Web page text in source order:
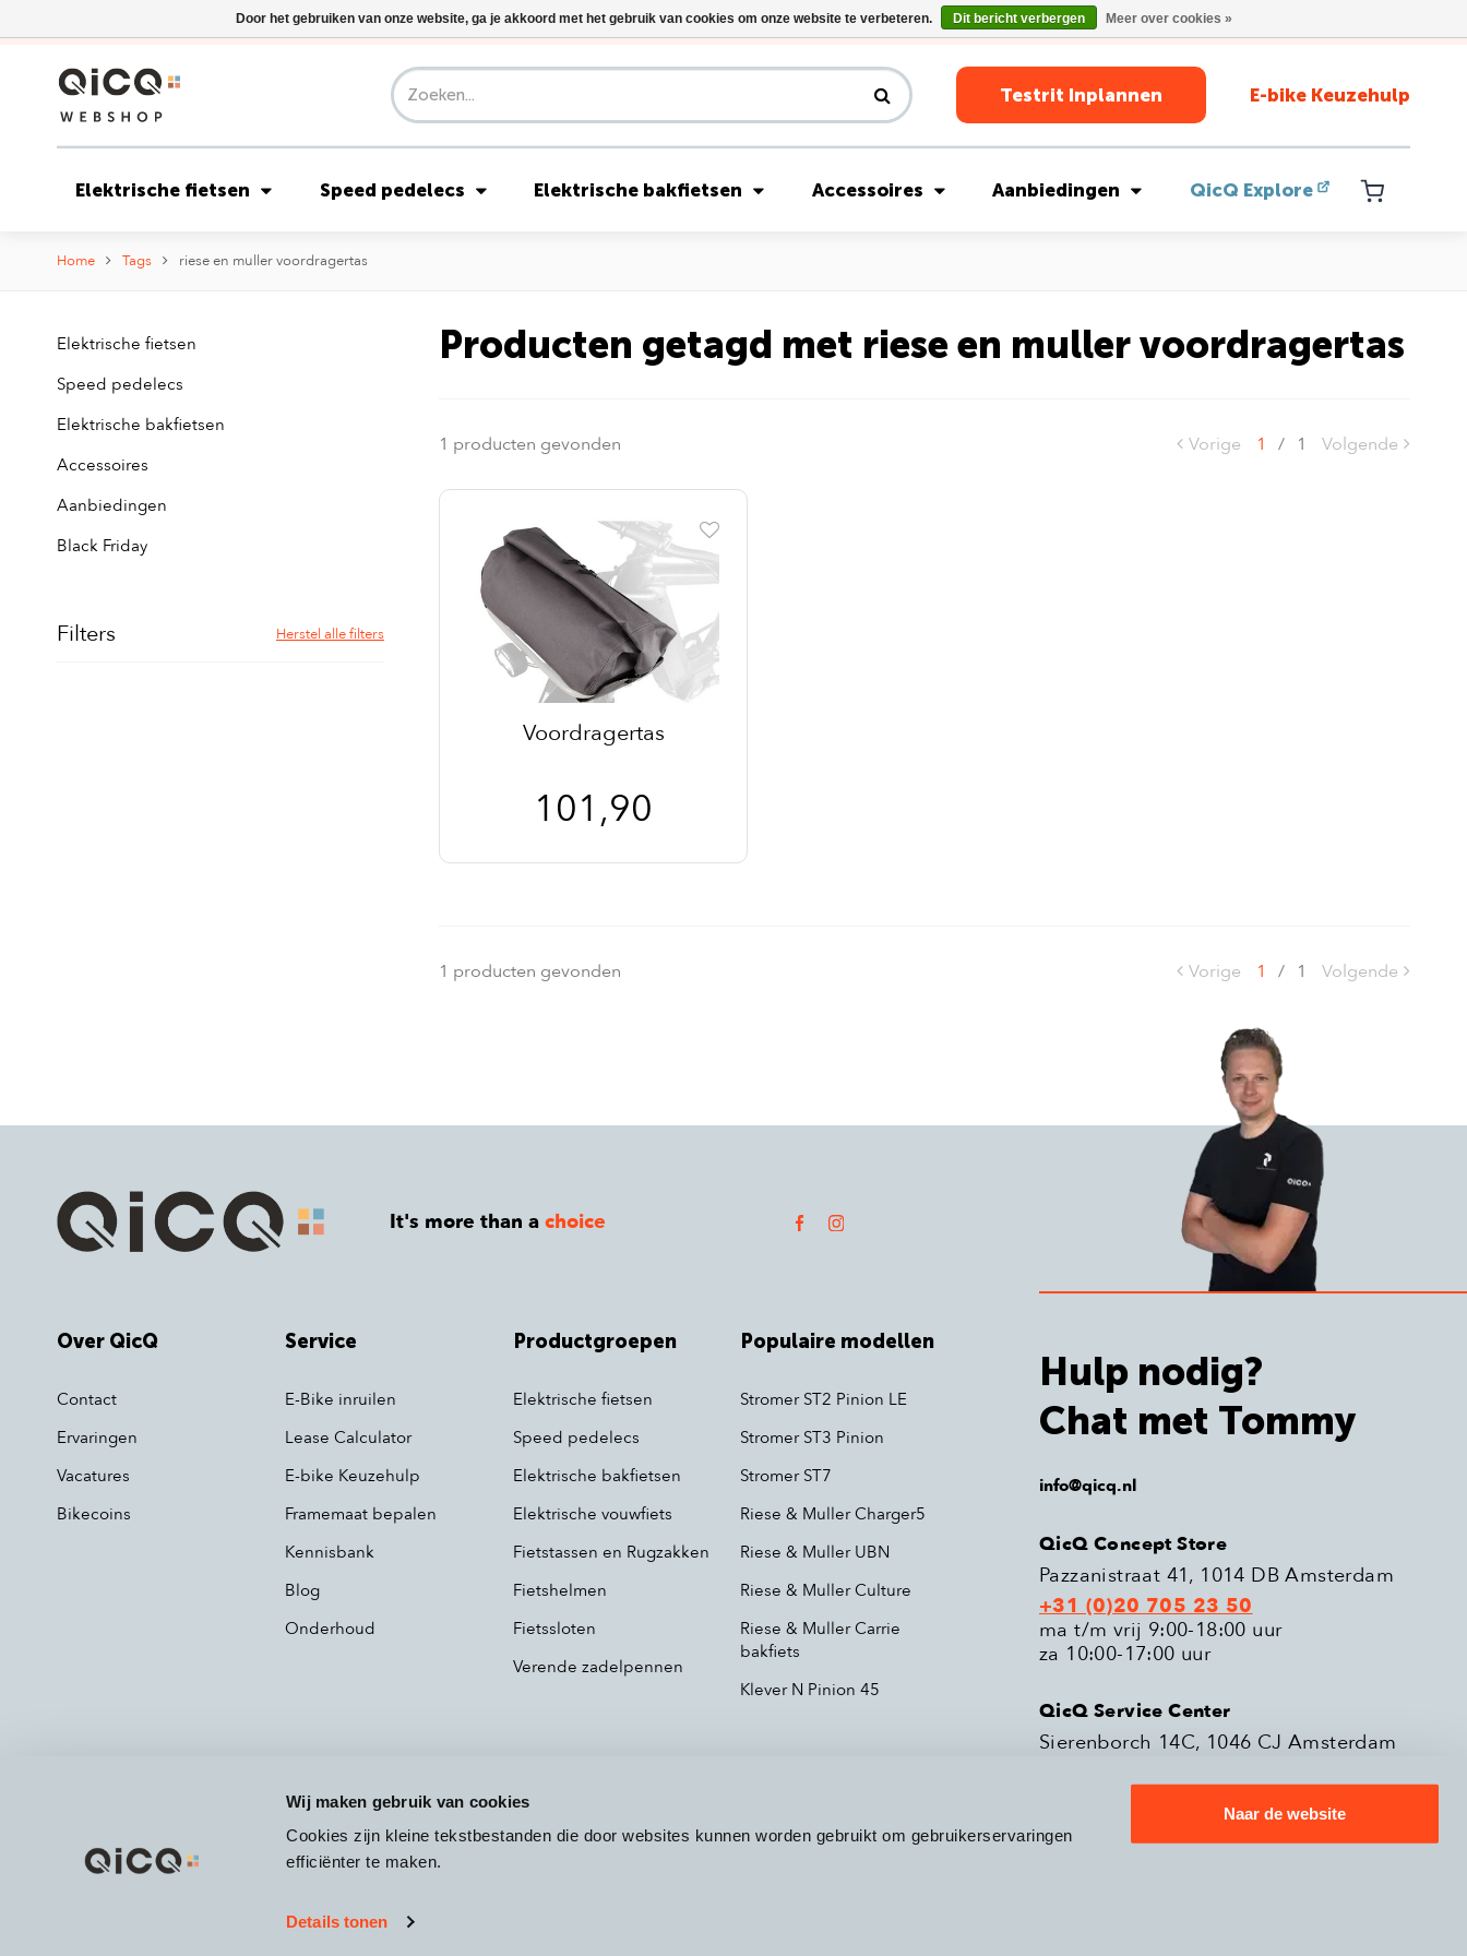
Wij maken gebruik van cookies
Cookies zijn kleine tekstbestanden die door websites kunnen worden gebruikt om gebruikerservaringen
efficiënter te maken.
Details tonen
Naar de website
Riese & Müller Nevo5 Silent Core nu direct uit voorraad leverbaar!
Testrit Inplannen E-bike Keuzehulp
Elektrische fietsen Speed pedelecs Elektrische bakfietsen Accessoires Aanbiedingen QicQ Explore
Home Tags riese en muller voordragertas
Elektrische fietsen
Speed pedelecs
Elektrische bakfietsen
Accessoires
Aanbiedingen
Black Friday
Filters Herstel alle filters
Producten getagd met riese en muller voordragertas
1 producten gevonden Vorige 1 / 1 Volgende
Voordragertas
101,90
1 producten gevonden Vorige 1 / 1 Volgende
It's more than achoice
Over QicQ
Contact
Ervaringen
Vacatures
Bikecoins
Service
E-Bike inruilen
Lease Calculator
E-bike Keuzehulp
Framemaat bepalen
Kennisbank
Blog
Onderhoud
Productgroepen
Elektrische fietsen
Speed pedelecs
Elektrische bakfietsen
Elektrische vouwfiets
Fietstassen en Rugzakken
Fietshelmen
Fietssloten
Verende zadelpennen
Populaire modellen
Stromer ST2 Pinion LE
Stromer ST3 Pinion
Stromer ST7
Riese & Muller Charger5
Riese & Muller UBN
Riese & Muller Culture
Riese & Muller Carrie
bakfiets
Klever N Pinion 45
Hulp nodig?
Chat met Tommy
info@qicq.nl
QicQ Concept Store
Pazzanistraat 41, 1014 DB Amsterdam
+31 (0)20 705 23 50
ma t/m vrij 9:00-18:00 uur
za 10:00-17:00 uur
QicQ Service Center
Sierenborch 14C, 1046 CJ Amsterdam
Door het gebruiken van onze website, ga je akkoord met het gebruik van cookies om onze website te verbeteren. Dit bericht verbergen Meer over cookies »